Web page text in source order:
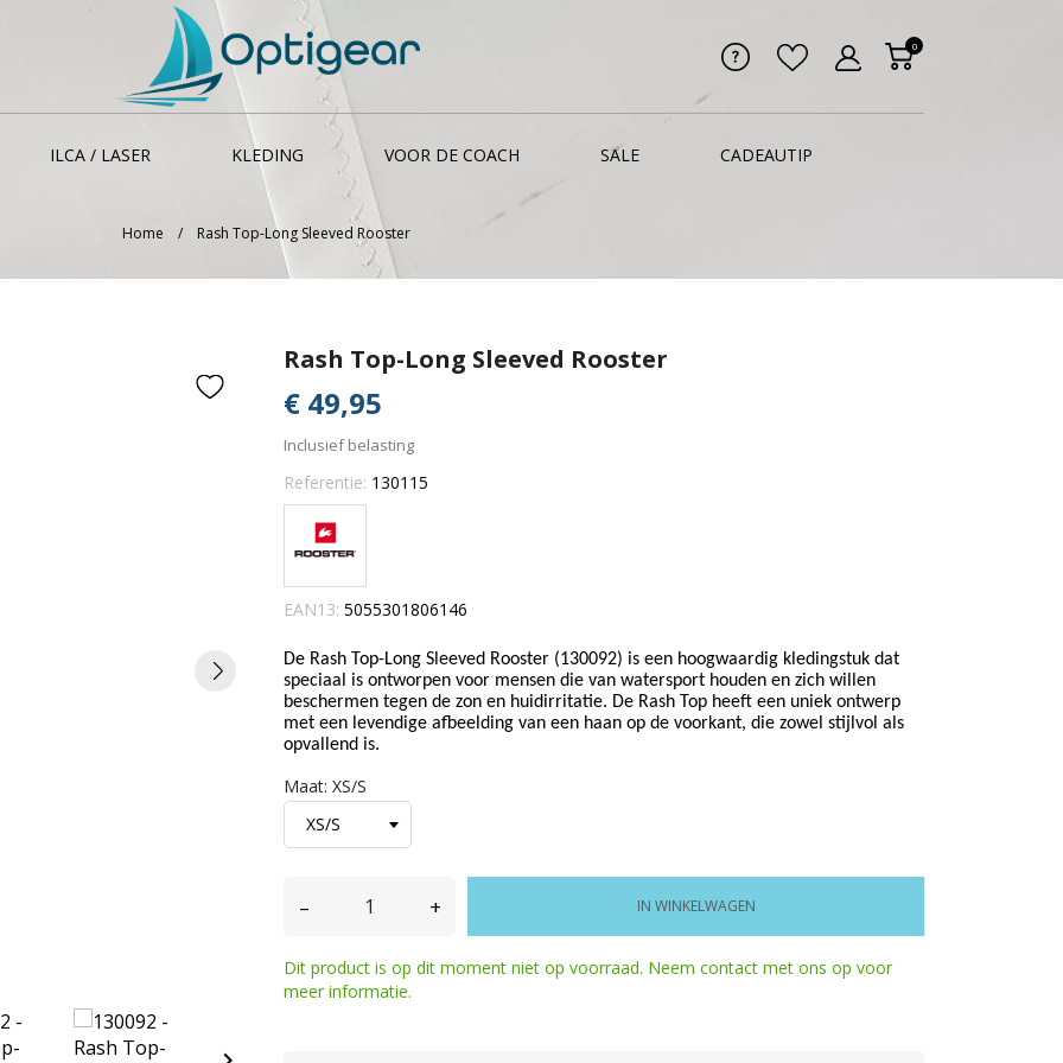
0
ILCA / LASER KLEDING VOOR DE COACH SALE CADEAUTIP
Home Rash Top-Long Sleeved Rooster
Rash Top-Long Sleeved Rooster
€ 49,95
Inclusief belasting
Referentie: 130115
EAN13: 5055301806146
De Rash Top-Long Sleeved Rooster (130092) is een hoogwaardig kledingstuk dat
speciaal is ontworpen voor mensen die van watersport houden en zich willen
beschermen tegen de zon en huidirritatie. De Rash Top heeft een uniek ontwerp
met een levendige afbeelding van een haan op de voorkant, die zowel stijlvol als
opvallend is.
Maat: XS/S
– + IN WINKELWAGEN
Dit product is op dit moment niet op voorraad. Neem contact met ons op voor
meer informatie.